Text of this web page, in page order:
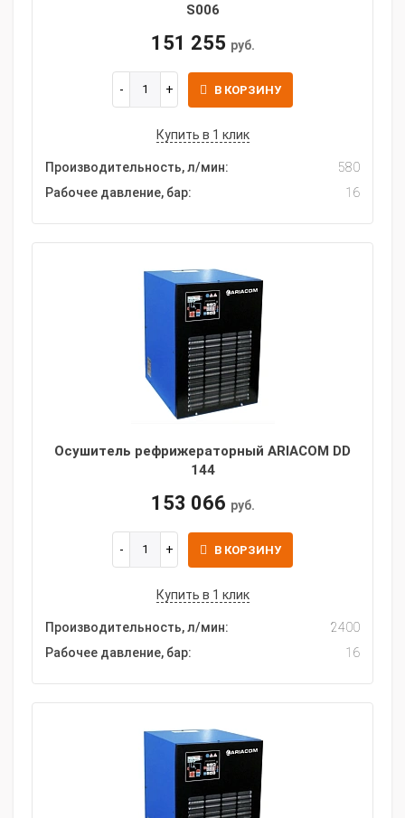
S006
151 255 руб.
В КОРЗИНУ
Купить в 1 клик
Производительность, л/мин:
580
Рабочее давление, бар:
16
Осушитель рефрижераторный ARIACOM DD
144
153 066 руб.
В КОРЗИНУ
Купить в 1 клик
Производительность, л/мин:
2400
Рабочее давление, бар:
16